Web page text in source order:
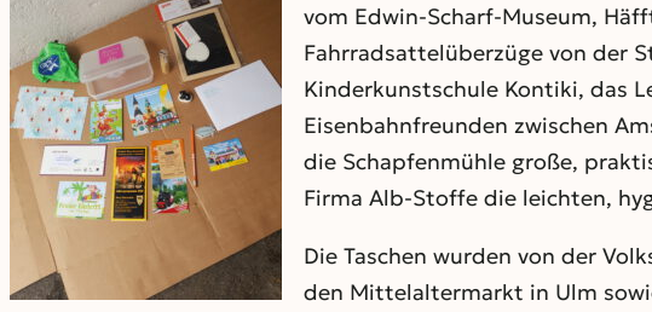
vom Edwin-Scharf-Museum,
Fahrradsattelüberzüge von der
Kinderkunstschule Kontiki, das
Eisenbahnfreunden zwischen
die Schapfenmühle große,
Firma Alb-Stoffe die leichten,
Die Taschen wurden von der
den Mittelaltermarkt in Ulm